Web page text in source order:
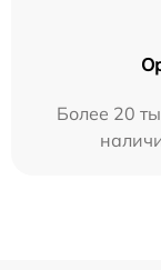
Более 20